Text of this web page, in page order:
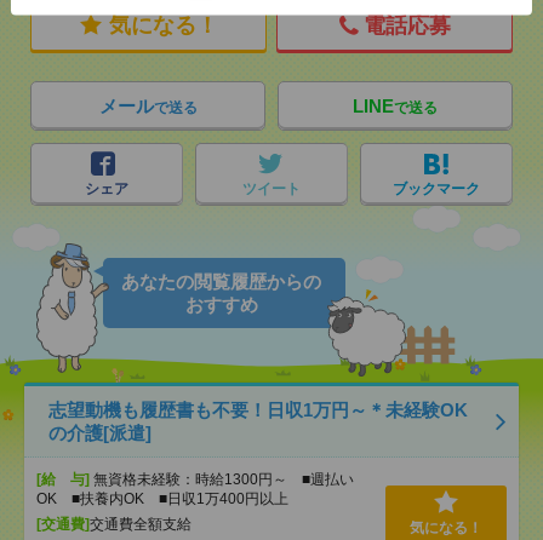
気になる！ 電話応募
メールで送る LINEで送る
シェア ツイート ブックマーク
あなたの閲覧履歴からの
おすすめ
志望動機も履歴書も不要！日収1万円～＊未経験OK
の介護[派遣]
[給 与] 無資格未経験：時給1300円～ ■週払い
OK ■扶養内OK ■日収1万400円以上
[交通費]交通費全額支給
気になる！